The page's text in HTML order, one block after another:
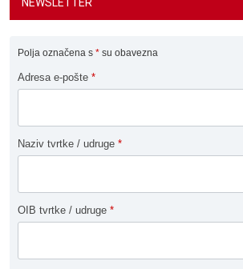
Polja označena s * su obavezna
Adresa e-pošte *
Naziv tvrtke / udruge *
OIB tvrtke / udruge *